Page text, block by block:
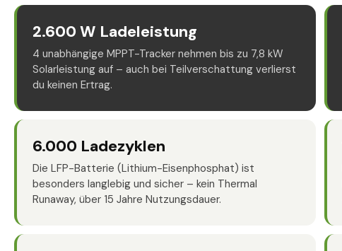
2.600 W Ladeleistung
4 unabhängige MPPT-Tracker nehmen bis zu 7,8 kW
Solarleistung auf – auch bei Teilverschattung verlierst
du keinen Ertrag.
6.000 Ladezyklen
Die LFP-Batterie (Lithium-Eisenphosphat) ist
besonders langlebig und sicher – kein Thermal
Runaway, über 15 Jahre Nutzungsdauer.